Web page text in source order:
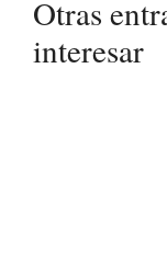
Otras
interesar